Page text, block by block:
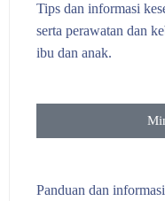
Tips dan informasi
serta perawatan dan
ibu dan anak.
Panduan dan